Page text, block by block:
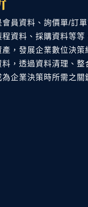
員資料、詢價單/訂
資料、採購資料等等
，發展企業數位決策
，透過資料清理、整
企業決策時所需之關